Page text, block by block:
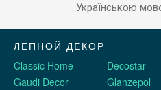
Українською
ЛЕПНОЙ ДЕКОР
Classic Home
Decostar
Gaudi Decor
Glanzepol